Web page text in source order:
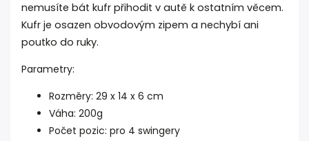
nemusíte bát kufr přihodit v autě k ostatním věcem.
Kufr je osazen obvodovým zipem a nechybí ani
poutko do ruky.
Parametry:
Rozměry: 29 x 14 x 6 cm
Váha: 200g
Počet pozic: pro 4 swingery